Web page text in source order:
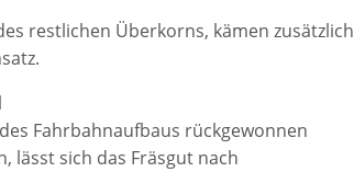
restlichen Überkorns, kämen zusätzlich
Fahrbahnaufbaus rückgewonnen
lässt sich das Fräsgut nach